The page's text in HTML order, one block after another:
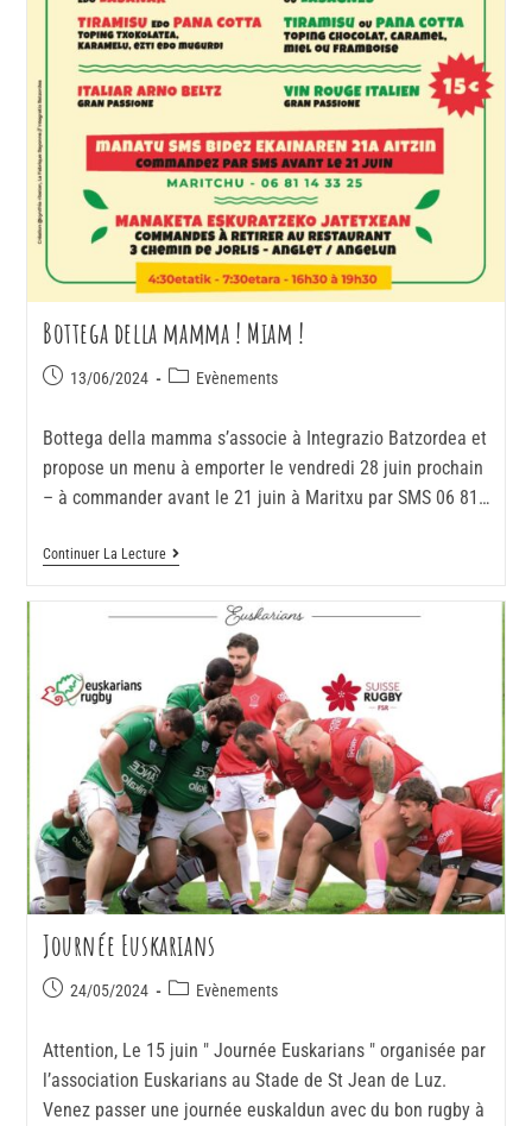
Bottega della mamma ! Miam !
13/06/2024 Evènements
Bottega della mamma s’associe à Integrazio Batzordea et
propose un menu à emporter le vendredi 28 juin prochain
– à commander avant le 21 juin à Maritxu par SMS 06 81…
Continuer La Lecture
Journée Euskarians
24/05/2024 Evènements
Attention, Le 15 juin " Journée Euskarians " organisée par
l’association Euskarians au Stade de St Jean de Luz.
Venez passer une journée euskaldun avec du bon rugby à